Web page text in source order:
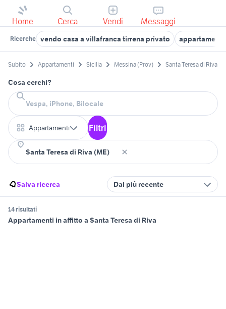
Home Cerca Vendi Messaggi
Ricerche vendo casa a villafranca tirrena privato
Subito Appartamenti Sicilia Messina (Prov) Santa Teresa di Riva
Cosa cerchi?
Appartamenti Filtri
Salva ricerca Dal più recente
14 risultati
Appartamenti in affitto a Santa Teresa di Riva